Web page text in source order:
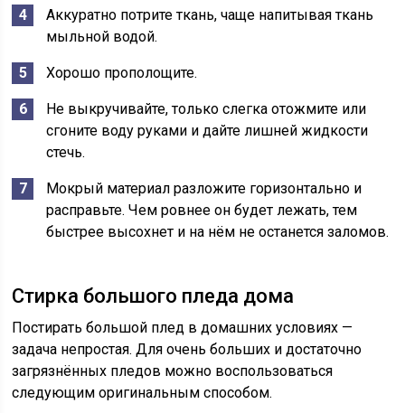
Аккуратно потрите ткань, чаще напитывая ткань
мыльной водой.
Хорошо прополощите.
Не выкручивайте, только слегка отожмите или
сгоните воду руками и дайте лишней жидкости
стечь.
Мокрый материал разложите горизонтально и
расправьте. Чем ровнее он будет лежать, тем
быстрее высохнет и на нём не останется заломов.
Стирка большого пледа дома
Постирать большой плед в домашних условиях —
задача непростая. Для очень больших и достаточно
загрязнённых пледов можно воспользоваться
следующим оригинальным способом.